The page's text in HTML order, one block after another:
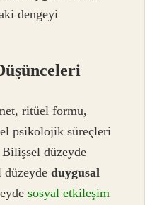
dengeyi
ritüel formu,
psikolojik süreçleri
düzeyde
düzeydeduygusal
sosyal etkileşim